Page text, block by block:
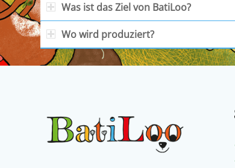
Was ist das Ziel von BatiLoo?
Wo wird produziert?